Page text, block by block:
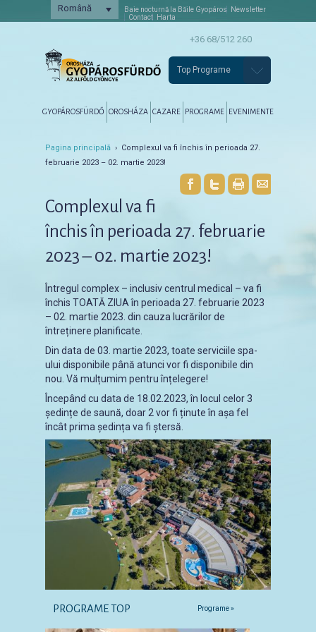
Română Baie nocturnă la Băile Gyopáros
Newsletter
Contact
Harta
+36 68/512 260
Top Programe
Tovább az elsődleges tartalomra
Tovább a másodlagos tartalomra
GYOPÁROSFÜRDŐ OROSHÁZA CAZARE PROGRAME EVENIMENTE
Pagina principală › Complexul va fi închis în perioada 27.
februarie 2023 – 02. martie 2023!
Complexul va fi
închis în perioada 27. februarie
2023 – 02. martie 2023!
Întregul complex – inclusiv centrul medical – va fi
închis TOATĂ ZIUA în perioada 27. februarie 2023
– 02. martie 2023. din cauza lucrărilor de
întreținere planificate.
Din data de 03. martie 2023, toate serviciile spa-
ului disponibile până atunci vor fi disponibile din
nou. Vă mulțumim pentru înțelegere!
Începând cu data de 18.02.2023, în locul celor 3
ședințe de saună, doar 2 vor fi ținute în așa fel
încât prima ședința va fi ștersă.
PROGRAME TOP Programe »